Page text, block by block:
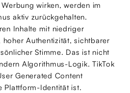
wirken, werden im
aktiv zurückgehalten.
Inhalte mit niedriger
hoher Authentizität, sichtbarer
Stimme. Das ist nicht
Algorithmus-Logik. TikTok
Generated Content
Plattform-Identität ist.